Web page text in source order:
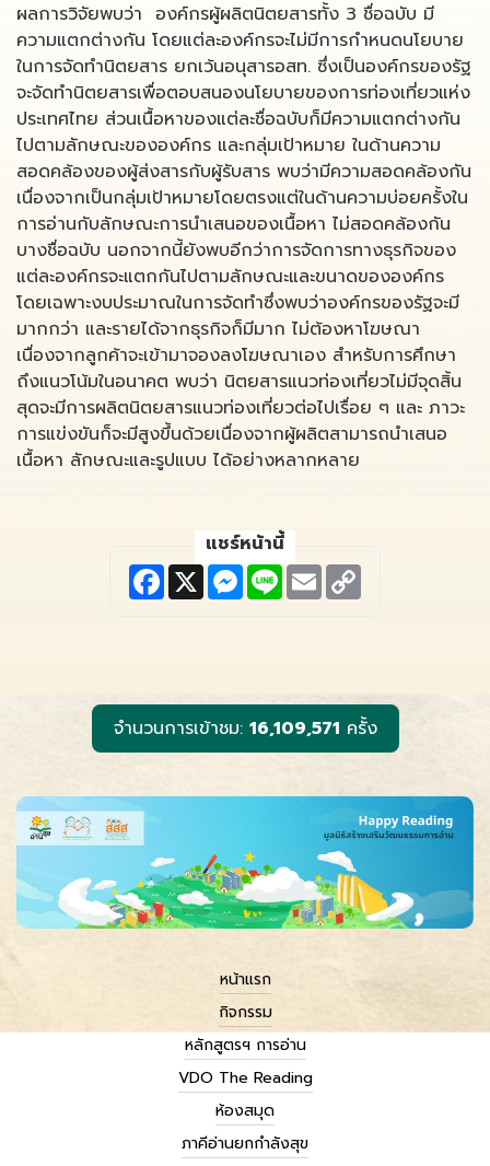
ผลการวิจัยพบว่า องค์กรผู้ผลิตนิตยสารทั้ง 3 ชื่อฉบับ มี
ความแตกต่างกัน โดยแต่ละองค์กรจะไม่มีการกำหนดนโยบาย
ในการจัดทำนิตยสาร ยกเว้นอนุสารอสท. ซึ่งเป็นองค์กรของรัฐ
จะจัดทำนิตยสารเพื่อตอบสนองนโยบายของการท่องเที่ยวแห่ง
ประเทศไทย ส่วนเนื้อหาของแต่ละชื่อฉบับก็มีความแตกต่างกัน
ไปตามลักษณะขององค์กร และกลุ่มเป้าหมาย ในด้านความ
สอดคล้องของผู้ส่งสารกับผู้รับสาร พบว่ามีความสอดคล้องกัน
เนื่องจากเป็นกลุ่มเป้าหมายโดยตรงแต่ในด้านความบ่อยครั้งใน
การอ่านกับลักษณะการนำเสนอของเนื้อหา ไม่สอดคล้องกัน
บางชื่อฉบับ นอกจากนี้ยังพบอีกว่าการจัดการทางธุรกิจของ
แต่ละองค์กรจะแตกกันไปตามลักษณะและขนาดขององค์กร
โดยเฉพาะงบประมาณในการจัดทำซึ่งพบว่าองค์กรของรัฐจะมี
มากกว่า และรายได้จากธุรกิจก็มีมาก ไม่ต้องหาโฆษณา
เนื่องจากลูกค้าจะเข้ามาจองลงโฆษณาเอง สำหรับการศึกษา
ถึงแนวโน้มในอนาคต พบว่า นิตยสารแนวท่องเที่ยวไม่มีจุดสิ้น
สุดจะมีการผลิตนิตยสารแนวท่องเที่ยวต่อไปเรื่อย ๆ และ ภาวะ
การแข่งขันก็จะมีสูงขึ้นด้วยเนื่องจากผู้ผลิตสามารถนำเสนอ
เนื้อหา ลักษณะและรูปแบบ ได้อย่างหลากหลาย
แชร์หน้านี้
F
a
c
X M
e
s
r
L
n
E
m
a
k
จำนวนการเข้าชม: 16,109,571 ครั้ง
หน้าแรก
กิจกรรม
หลักสูตรฯ การอ่าน
VDO The Reading
ห้องสมุด
ภาคีอ่านยกกำลังสุข